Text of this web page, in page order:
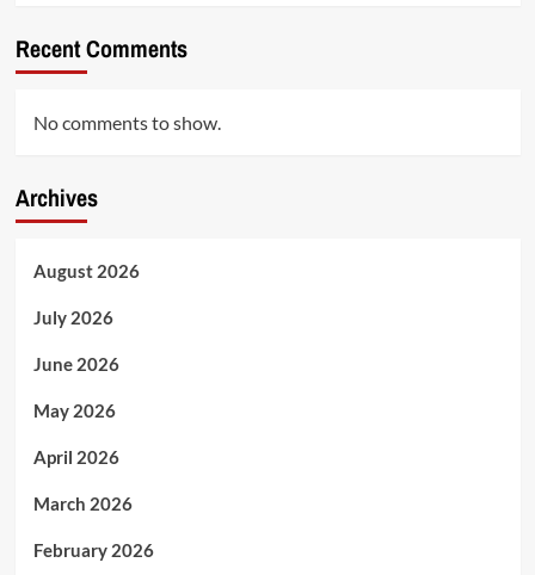
Recent Comments
No comments to show.
Archives
August 2026
July 2026
June 2026
May 2026
April 2026
March 2026
February 2026